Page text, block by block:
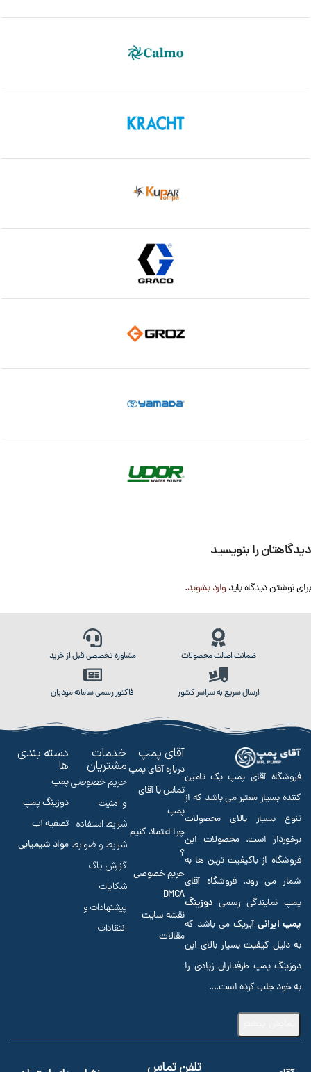
دیدگاهتان را بنویسید
برای نوشتن دیدگاه بایدوارد بشوید.
ضمانت اصالت محصولات مشاوره تخصصی قبل از خرید
ارسال سریع به سراسر کشور فاکتور رسمی سامانه مودیان
فروشگاه آقای پمپ یک تامین
کننده بسیار معتبر می باشد که از
تنوع بسیار بالای محصولات
برخوردار است. محصولات این
فروشگاه از باکیفیت ترین ها به
شمار می رود. فروشگاه آقای
پمپ نمایندگی رسمی دوزینگ
پمپ ایرانیآیریک می باشد که
به دلیل کیفیت بسیار بالای این
دوزینگ پمپ طرفداران زیادی را
به خود جلب کرده است....
آقای پمپ
درباره آقای پمپ
تماس با آقای
پمپ
چرا اعتماد کنیم
؟
حریم خصوصی
DMCA
نقشه سایت
مقالات
خدمات
مشتریان
حریم خصوصی
و امنیت
شرایط استفاده
شرایط و ضوابط
گزارش باگ
شکایات
پیشنهادات و
انتقادات
دسته بندی
ها
پمپ
دوزینگ پمپ
تصفیه آب
مواد شیمیایی
تلفن تماس